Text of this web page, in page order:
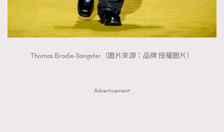
Thomas Brodie-Sangster（圖片來源：品牌 授權圖片）
Advertisement